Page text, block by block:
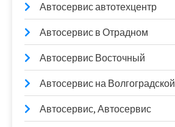
Автосервис автотехцентр
Автосервис в Отрадном
Автосервис Восточный
Автосервис на Волгоградской
Автосервис, Автосервис